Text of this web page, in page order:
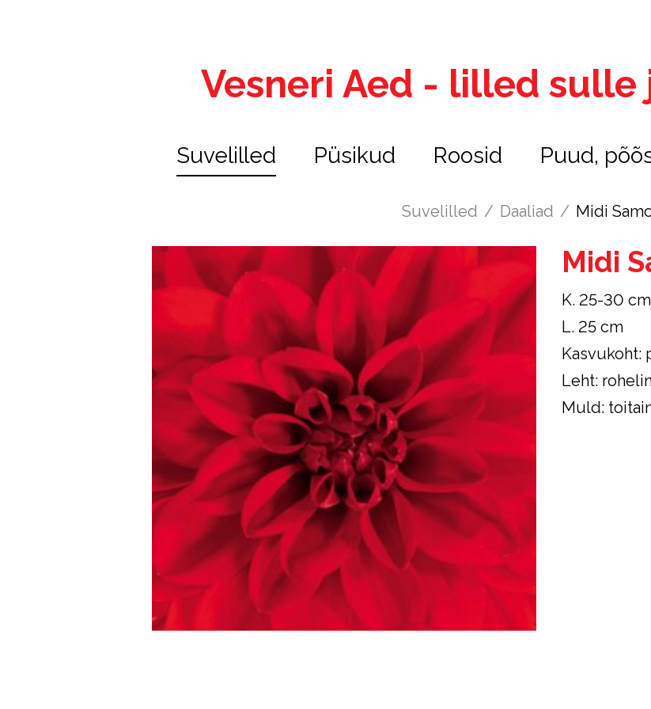
Vesneri Aed - lilled sulle
Suvelilled Püsikud Roosid Puud,
Suvelilled / Daaliad / Midi
Midi
K. 25-30 cm
L. 25 cm
Kasvukoht:
Leht:
Muld: